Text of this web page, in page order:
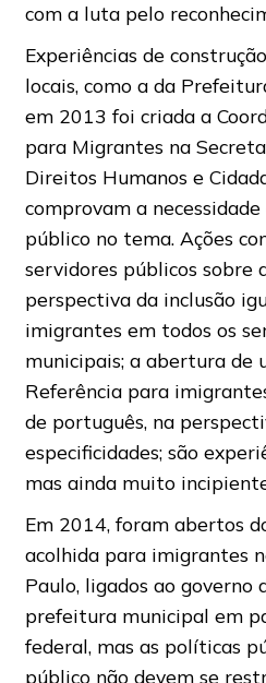
com a luta pelo
Experiências de
locais, como a da
em 2013 foi criada a
para Migrantes na
Direitos Humanos e
comprovam a
público no tema. Ações
servidores públicos sobre
perspectiva da inclusão
imigrantes em todos os
municipais; a abertura de
Referência para
de português, na
especificidades; são
mas ainda muito
Em 2014, foram abertos
acolhida para imigrantes
Paulo, ligados ao governo
prefeitura municipal em
federal, mas as políticas
público não devem se